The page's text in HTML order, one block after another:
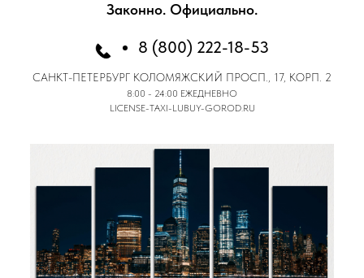
Законно. Официально.
8 (800) 222-18-53
САНКТ-ПЕТЕРБУРГ КОЛОМЯЖСКИЙ ПРОСП., 17, КОРП. 2
8:00 - 24:00 ЕЖЕДНЕВНО
LICENSE-TAXI-LUBUY-GOROD.RU